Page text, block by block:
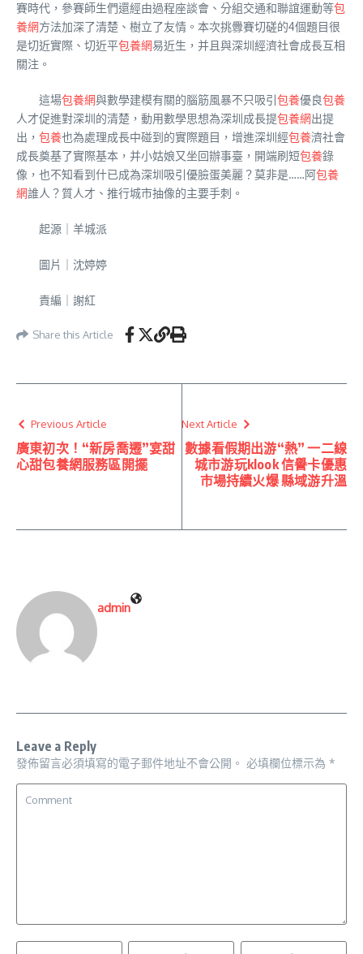
賽時代，參賽師生們還經由過程座談會、分組交通和聯誼運動等包
養網方法加深了清楚、樹立了友情。本次挑釁賽切磋的4個題目很
是切近實際、切近平包養網易近生，并且與深圳經濟社會成長互相
關注。
這場包養網與數學建模有關的腦筋風暴不只吸引包養優良包養
人才促進對深圳的清楚，動用數學思想為深圳成長提包養網出提
出， 包養也為處理成長中碰到的實際題目，增進深圳經包養濟社會
成長奠基了實際基本，并小姑娘又坐回辦事臺，開端刷短包養錄
像，也不知看到什已成為深圳吸引優臉蛋美麗？莫非是……阿包養
網誰人？質人才、推行城市抽像的主要手刺。
起源｜羊城派
圖片｜沈婷婷
責編｜謝紅
Share this Article
Previous Article
廣東初次！“新房喬遷”宴甜
心甜包養網服務區開擺
Next Article
數據看假期出游“熱” 一二線
城市游玩klook 信譽卡優惠
市場持續火爆 縣域游升溫
admin
Leave a Reply
發佈留言必須填寫的電子郵件地址不會公開。 必填欄位標示為 *